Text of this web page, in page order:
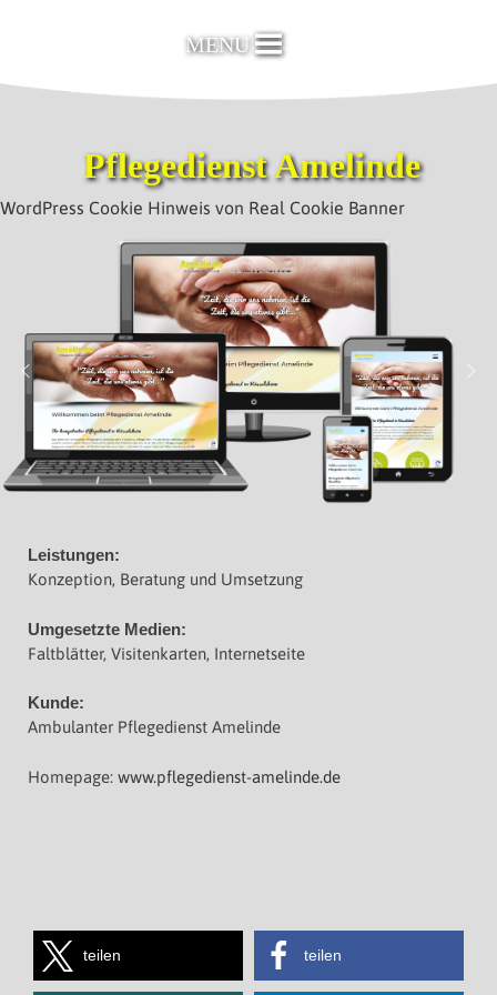
Werbung
MENU
Pflegedienst Amelinde
Leistungen:
Konzeption, Beratung und Umsetzung
Umgesetzte Medien:
Faltblätter, Visitenkarten, Internetseite
Kunde:
Ambulanter Pflegedienst Amelinde
Homepage: www.pflegedienst-amelinde.de
teilen teilen
WordPress Cookie Hinweis von Real Cookie Banner